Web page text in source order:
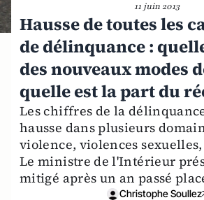
11 juin 2013
Hausse de toutes les
de délinquance :
des nouveaux modes
quelle est la part du
Les chiffres de la
hausse dans plusieurs
violence, violences
Le ministre de l'Intérieur
mitigé après un an passé
Christophe Soullez